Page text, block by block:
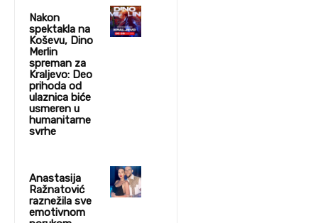
Nakon
spektakla na
Koševu, Dino
Merlin
spreman za
Kraljevo: Deo
prihoda od
ulaznica biće
usmeren u
humanitarne
svrhe
Anastasija
Ražnatović
raznežila sve
emotivnom